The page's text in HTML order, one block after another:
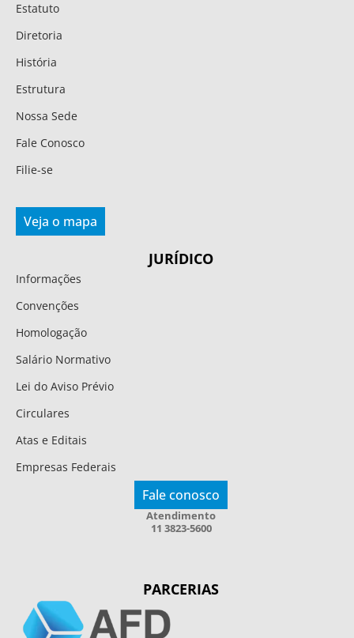
Estatuto
Diretoria
História
Estrutura
Nossa Sede
Fale Conosco
Filie-se
Veja o mapa
JURÍDICO
Informações
Convenções
Homologação
Salário Normativo
Lei do Aviso Prévio
Circulares
Atas e Editais
Empresas Federais
Fale conosco
Atendimento
11 3823-5600
PARCERIAS